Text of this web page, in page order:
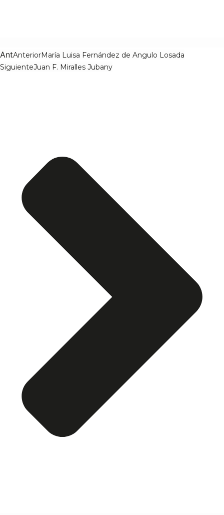
AntAnteriorMaría Luisa Fernández de Angulo Losada
SiguienteJuan F. Miralles Jubany